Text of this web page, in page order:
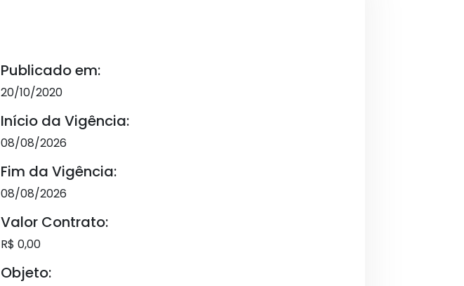
Publicado em:
20/10/2020
Início da Vigência:
08/08/2026
Fim da Vigência:
08/08/2026
Valor Contrato:
R$ 0,00
Objeto: